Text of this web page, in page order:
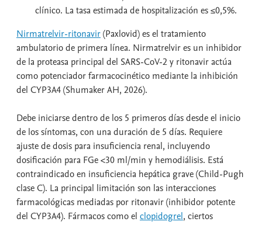
clínico. La tasa estimada de hospitalización es ≤0,5%.
Nirmatrelvir-ritonavir(Paxlovid) es el tratamiento
ambulatorio de primera línea. Nirmatrelvir es un inhibidor
de la proteasa principal del SARS-CoV-2 y ritonavir actúa
como potenciador farmacocinético mediante la inhibición
del CYP3A4 (Shumaker AH, 2026).
Debe iniciarse dentro de los 5 primeros días desde el inicio
de los síntomas, con una duración de 5 días. Requiere
ajuste de dosis para insuficiencia renal, incluyendo
dosificación para FGe <30 ml/min y hemodiálisis. Está
contraindicado en insuficiencia hepática grave (Child-Pugh
clase C). La principal limitación son las interacciones
farmacológicas mediadas por ritonavir (inhibidor potente
del CYP3A4). Fármacos como el clopidogrel, ciertos